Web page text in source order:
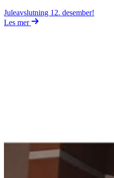
Juleavslutning 12. desember!
Les mer